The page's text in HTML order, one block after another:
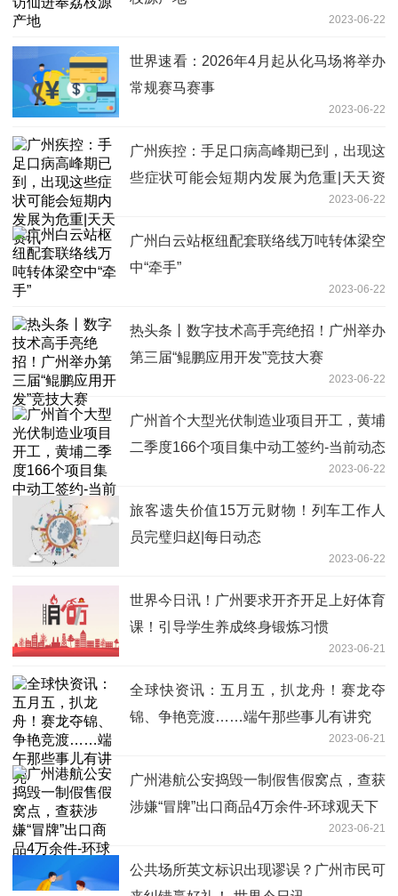
2023-06-22
世界速看：2026年4月起从化马场将举办
常规赛马赛事
2023-06-22
广州疾控：手足口病高峰期已到，出现这
些症状可能会短期内发展为危重|天天资
2023-06-22
广州白云站枢纽配套联络线万吨转体梁空
中“牵手”
2023-06-22
热头条丨数字技术高手亮绝招！广州举办
第三届“鲲鹏应用开发”竞技大赛
2023-06-22
广州首个大型光伏制造业项目开工，黄埔
二季度166个项目集中动工签约-当前动态
2023-06-22
旅客遗失价值15万元财物！列车工作人
员完璧归赵|每日动态
2023-06-22
世界今日讯！广州要求开齐开足上好体育
课！引导学生养成终身锻炼习惯
2023-06-21
全球快资讯：五月五，扒龙舟！赛龙夺
锦、争艳竞渡……端午那些事儿有讲究
2023-06-21
广州港航公安捣毁一制假售假窝点，查获
涉嫌“冒牌”出口商品4万余件-环球观天下
2023-06-21
公共场所英文标识出现谬误？广州市民可